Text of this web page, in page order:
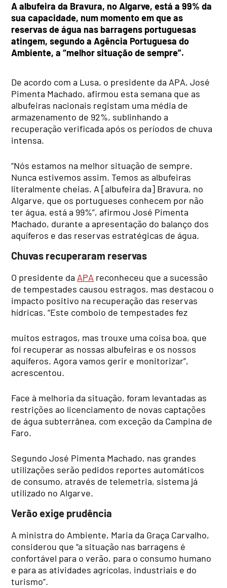
A albufeira da Bravura, no Algarve, está a 99% da
sua capacidade, num momento em que as
reservas de água nas barragens portuguesas
atingem, segundo a Agência Portuguesa do
Ambiente, a “melhor situação de sempre”.
De acordo com a Lusa, o presidente da APA, José
Pimenta Machado, afirmou esta semana que as
albufeiras nacionais registam uma média de
armazenamento de 92%, sublinhando a
recuperação verificada após os períodos de chuva
intensa.
“Nós estamos na melhor situação de sempre.
Nunca estivemos assim. Temos as albufeiras
literalmente cheias. A [albufeira da] Bravura, no
Algarve, que os portugueses conhecem por não
ter água, está a 99%”, afirmou José Pimenta
Machado, durante a apresentação do balanço dos
aquíferos e das reservas estratégicas de água.
Chuvas recuperaram reservas
O presidente da APA reconheceu que a sucessão
de tempestades causou estragos, mas destacou o
impacto positivo na recuperação das reservas
hídricas. “Este comboio de tempestades fez
muitos estragos, mas trouxe uma coisa boa, que
foi recuperar as nossas albufeiras e os nossos
aquíferos. Agora vamos gerir e monitorizar”,
acrescentou.
Face à melhoria da situação, foram levantadas as
restrições ao licenciamento de novas captações
de água subterrânea, com exceção da Campina de
Faro.
Segundo José Pimenta Machado, nas grandes
utilizações serão pedidos reportes automáticos
de consumo, através de telemetria, sistema já
utilizado no Algarve.
Verão exige prudência
A ministra do Ambiente, Maria da Graça Carvalho,
considerou que “a situação nas barragens é
confortável para o verão, para o consumo humano
e para as atividades agrícolas, industriais e do
turismo”.